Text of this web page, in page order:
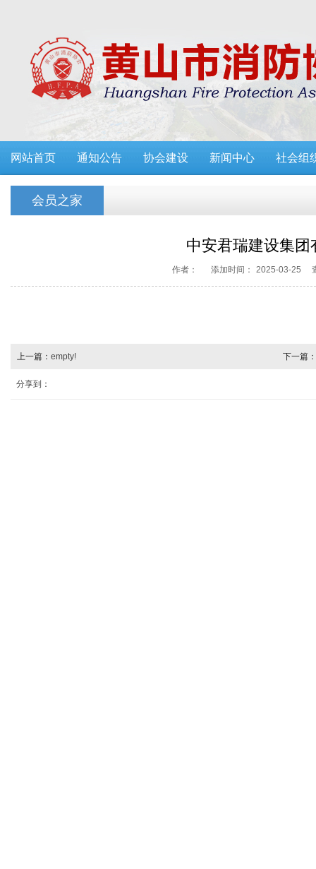
网站首页 通知公告 协会建设 新闻中心 社会组
会员之家
中安君瑞建设集团
作者： 添加时间： 2025-03-25
上一篇： empty! 下一篇：
分享到：